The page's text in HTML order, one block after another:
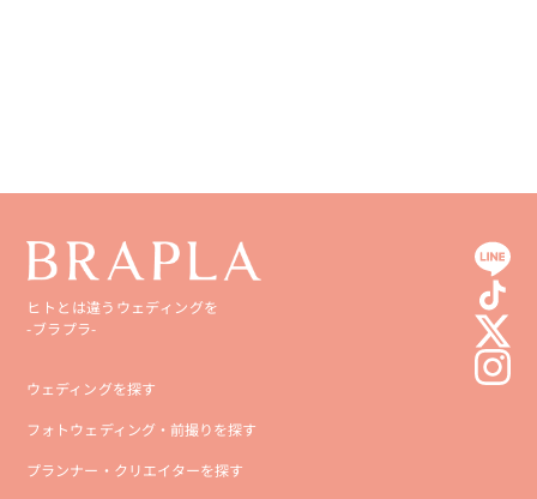
ヒトとは違うウェディングを
-ブラプラ-
ウェディングを探す
フォトウェディング・前撮りを探す
プランナー・クリエイターを探す